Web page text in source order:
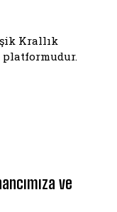
Krallık
ve